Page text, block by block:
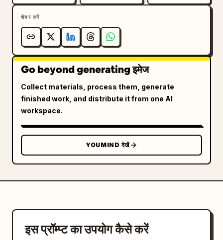
शेयर करें
Go beyond generating इमेज
Collect materials, process them, generate
finished work, and distribute it from one AI
workspace.
YOUMIND देखें
इस प्रॉम्प्ट का उपयोग कैसे करें